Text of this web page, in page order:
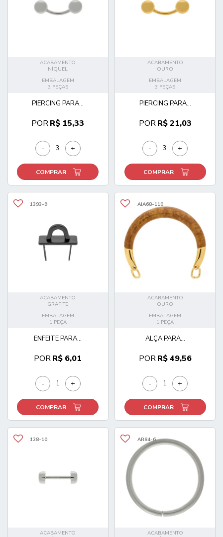
ACABAMENTO
NÍQUEL
EMBALAGEM
3 PEÇAS
PIERCING PARA...
PORR$ 15,33
- +
COMPRAR
ACABAMENTO
OURO
EMBALAGEM
3 PEÇAS
PIERCING PARA...
PORR$ 21,03
- +
COMPRAR
1393-9
ACABAMENTO
GRAFITE
EMBALAGEM
1 PEÇA
ENFEITE PARA...
PORR$ 6,01
- +
COMPRAR
AIA68-110
ACABAMENTO
OURO
EMBALAGEM
1 PEÇA
ALÇA PARA...
PORR$ 49,56
- +
COMPRAR
128-10
ACABAMENTO
AR84-6
ACABAMENTO